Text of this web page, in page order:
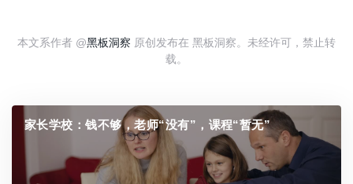
本文系作者 @黑板洞察 原创发布在 黑板洞察。未经许可，禁止转
载。
家长学校：钱不够，老师“没有”，课程“暂无”